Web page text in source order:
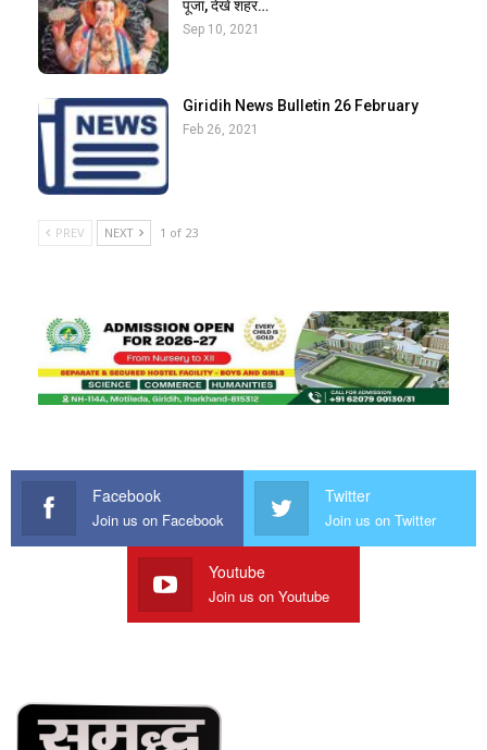
पूजा, देखें शहर…
Sep 10, 2021
Giridih News Bulletin 26 February
Feb 26, 2021
PREV NEXT 1 of 23
Facebook
Join us on Facebook
Twitter
Join us on Twitter
Youtube
Join us on Youtube